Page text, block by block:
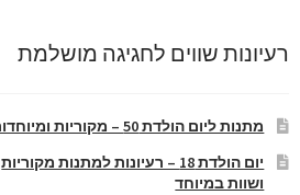
רעיונות שווים לחגיגה מושלמת
מתנות ליום הולדת 50 – מקוריות ומיוחדות
יום הולדת 18 – רעיונות למתנות מקוריות
ושוות במיוחד